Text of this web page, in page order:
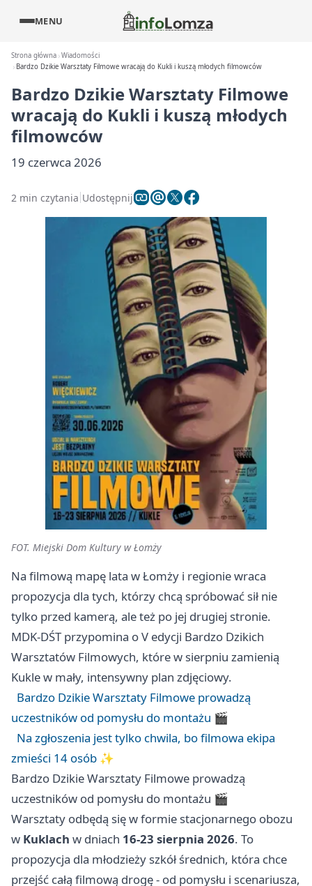
MENU
Strona główna Wiadomości
Bardzo Dzikie Warsztaty Filmowe wracają do Kukli i kuszą młodych filmowców
Bardzo Dzikie Warsztaty Filmowe
wracają do Kukli i kuszą młodych
filmowców
19 czerwca 2026
2 min czytania Udostępnij
FOT. Miejski Dom Kultury w Łomży
Na filmową mapę lata w Łomży i regionie wraca
propozycja dla tych, którzy chcą spróbować sił nie
tylko przed kamerą, ale też po jej drugiej stronie.
MDK-DŚT przypomina o V edycji Bardzo Dzikich
Warsztatów Filmowych, które w sierpniu zamienią
Kukle w mały, intensywny plan zdjęciowy.
Bardzo Dzikie Warsztaty Filmowe prowadzą
uczestników od pomysłu do montażu 🎬
Na zgłoszenia jest tylko chwila, bo filmowa ekipa
zmieści 14 osób ✨
Bardzo Dzikie Warsztaty Filmowe prowadzą
uczestników od pomysłu do montażu 🎬
Warsztaty odbędą się w formie stacjonarnego obozu
w Kuklach w dniach 16-23 sierpnia 2026. To
propozycja dla młodzieży szkół średnich, która chce
przejść całą filmową drogę - od pomysłu i scenariusza,